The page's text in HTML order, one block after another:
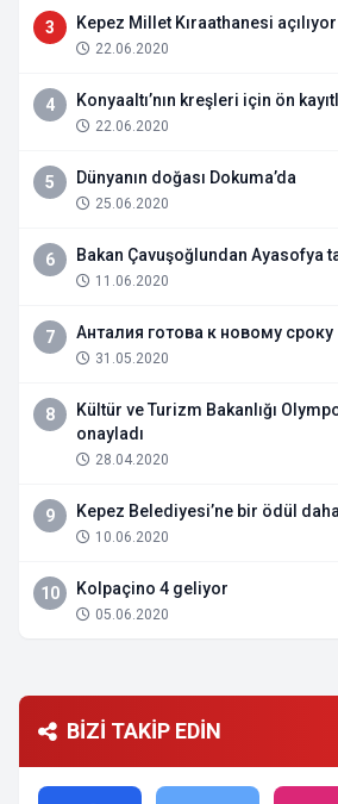
3 Kepez Millet Kıraathanesi açılıyor
22.06.2020
4 Konyaaltı’nın kreşleri için ön
22.06.2020
5 Dünyanın doğası Dokuma’da
25.06.2020
6 Bakan Çavuşoğlundan Ayasofya
11.06.2020
7 Анталия готова к новому сроку
31.05.2020
8
Kültür ve Turizm Bakanlığı
onayladı
28.04.2020
9 Kepez Belediyesi’ne bir ödül daha
10.06.2020
10 Kolpaçino 4 geliyor
05.06.2020
BİZİ TAKİP EDİN